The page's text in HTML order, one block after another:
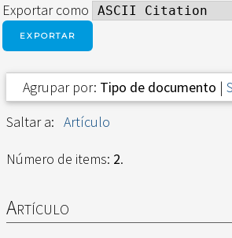
Exportar como
Agrupar por: Tipo de documento |
Saltar a: Artículo
Número de items: 2.
Artículo